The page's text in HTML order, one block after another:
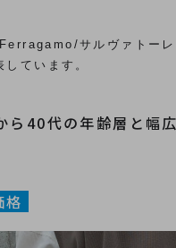
サルヴァトーレ
ています。
ら40代の年齢層と幅
格